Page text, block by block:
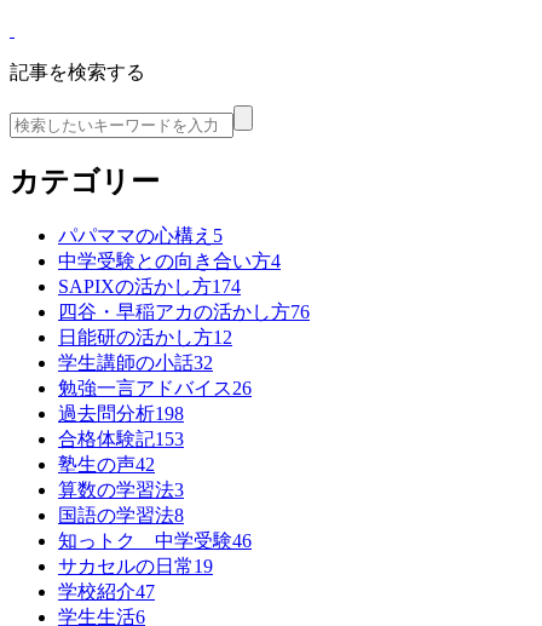
記事を検索する
カテゴリー
パパママの心構え 5
中学受験との向き合い方4
SAPIXの活かし方174
四谷・早稲アカの活かし方76
日能研の活かし方12
学生講師の小話32
勉強一言アドバイス26
過去問分析198
合格体験記153
塾生の声42
算数の学習法3
国語の学習法8
知っトク 中学受験46
サカセルの日常19
学校紹介47
学生生活6